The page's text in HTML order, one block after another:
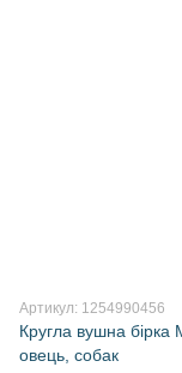
Артикул: 1254990456
Кругла вушна бірка
овець, собак